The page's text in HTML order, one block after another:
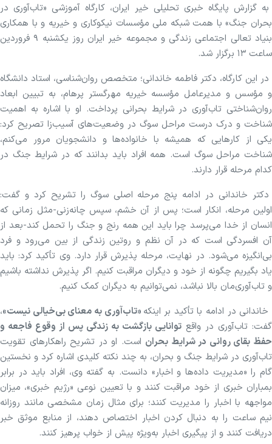
به گزارش پایگاه خبری تحلیلی خیر ایران، کارگاه آموزشی «تاب‌آوری در
بحران جنگ» با همت شبکه ملی مؤسسات نیکوکاری و خیریه و با همکاری
بنیاد تعالی اجتماعی زندگی و مجموعه خیر ایران روز یکشنبه ۹ فروردین
ساعت ۱۳ برگزار شد.
در این کارگاه، دکتر فاطمه خاندانی؛ متخصص روان‌شناسی، استاد دانشگاه
و مؤسس و مدیرعامل مؤسسه خیریه مهرگستر پرهام، به تبیین ابعاد
روان‌شناختی تاب‌آوری در شرایط بحرانی پرداخت. او با اشاره به اهمیت
شناخت و درک درست مراحل سوگ در وضعیت‌های آسیب‌زا تصریح کرد:
یکی از کار‌هایی که همیشه با خانواده‌ها و دانشجویان مرور می‌کنم،
شناخت مراحل سوگ است. همه افراد باید بدانند که در شرایط جنگ در
کدام مرحله قرار دارند.
دکتر خاندانی در ادامه پنج مرحله اصلی سوگ را تشریح کرد و گفت:
اولین مرحله، انکار است؛ پس از آن خشم، سپس چانه‌زنی-مثل زمانی که
انسان از خدا می‌پرسد چرا باید این همه رنج و جنگ را تحمل کند-بعد از
آن افسردگی است که در آن نظم و روتین زندگی از بین می‌رود و فرد
بی‌انگیزه می‌شود. در نهایت، مرحله پذیرش قرار دارد. وی تأکید کرد: باید
یاد بگیریم چگونه از خود و دیگران مراقبت کنیم. اگر پذیرش نداشته باشیم
و تاب‌آوری‌مان بالا نباشد، نمی‌توانیم به دیگران کمک کنیم.
خاندانی در ادامه با تأکید بر اینکه «تاب‌آوری به معنای بی‌خیالی نیست»،
گفت: تاب‌آوری در واقع توانایی بازگشت به زندگی پس از وقوع فاجعه و
حفظ بقای روانی در شرایط بحران است. او در تشریح راهکار‌های تقویت
تاب‌آوری در شرایط جنگ و بحران، به چند نکته کلیدی اشاره کرد و نخستین
گام را «مدیریت داده‌ها و اخبار» دانست. به گفته وی، افراد باید در برابر
بمباران خبری از خود مراقبت کنند و با تعیین نوعی «رژیم خبری»، میزان
مواجهه با اخبار را مدیریت کنند؛ برای مثال زمان مشخصی مانند روزانه
نیم ساعت را به دنبال کردن اخبار اختصاص دهند، از منابع موثق خبر
دریافت کنند و از پیگیری اخبار به‌ویژه پیش از خواب پرهیز کنند.